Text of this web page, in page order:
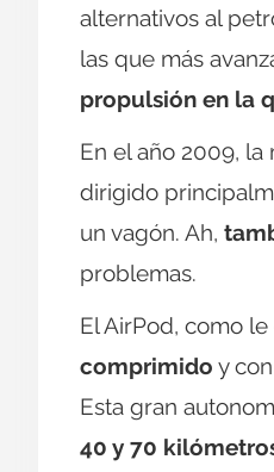
alternativos al
las que más
propulsión en la
En el año 2009,
dirigido
un vagón. Ah,
problemas.
El AirPod, como
comprimido y
Esta gran
40 y 70